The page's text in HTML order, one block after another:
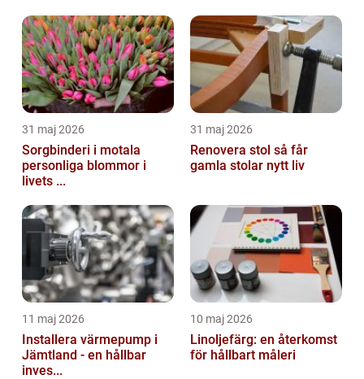
31 maj 2026
Sorgbinderi i motala
personliga blommor i
livets ...
31 maj 2026
Renovera stol så får
gamla stolar nytt liv
11 maj 2026
Installera värmepump i
Jämtland - en hållbar
inves...
10 maj 2026
Linoljefärg: en återkomst
för hållbart måleri